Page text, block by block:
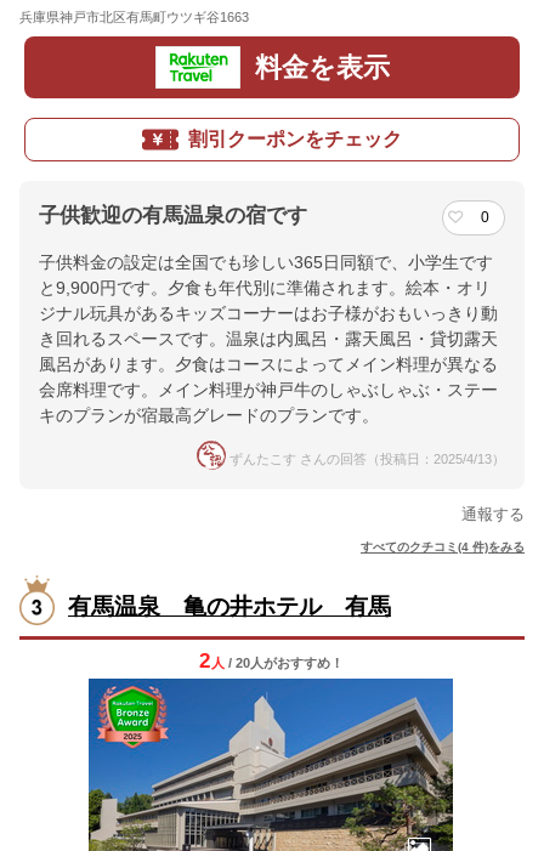
兵庫県神戸市北区有馬町ウツギ谷1663
料金を表示
割引クーポンをチェック
子供歓迎の有馬温泉の宿です 0
子供料金の設定は全国でも珍しい365日同額で、小学生です
と9,900円です。夕食も年代別に準備されます。絵本・オリ
ジナル玩具があるキッズコーナーはお子様がおもいっきり動
き回れるスペースです。温泉は内風呂・露天風呂・貸切露天
風呂があります。夕食はコースによってメイン料理が異なる
会席料理です。メイン料理が神戸牛のしゃぶしゃぶ・ステー
キのプランが宿最高グレードのプランです。
ずんたこす さんの回答（投稿日：2025/4/13）
通報する
すべてのクチコミ(4 件)をみる
有馬温泉 亀の井ホテル 有馬
2 人 / 20人がおすすめ！